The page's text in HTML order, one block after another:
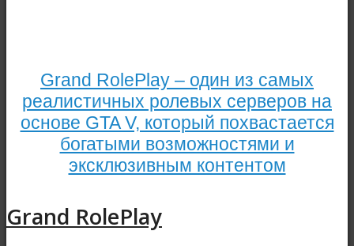
Grand RolePlay – один из самых
реалистичных ролевых серверов на
основе GTA V, который похвастается
богатыми возможностями и
эксклюзивным контентом
Grand RolePlay